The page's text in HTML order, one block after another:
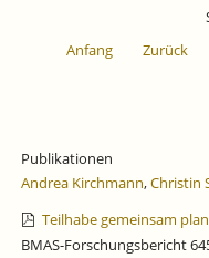
Anfang
Zurück
Publikationen
Andrea Kirchmann,Christin
Teilhabe gemeinsam
BMAS-Forschungsbericht